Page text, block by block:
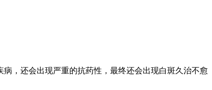
，还会出现严重的抗药性，最终还会出现白斑久治不愈